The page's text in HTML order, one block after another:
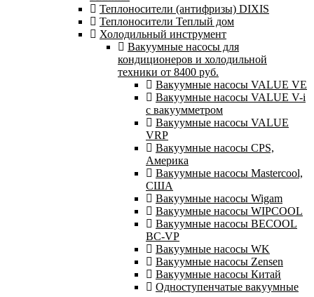
Теплоносители (антифризы) DIXIS
Теплоносители Теплый дом
Холодильный инструмент
Вакуумные насосы для
кондиционеров и холодильной
техники от 8400 руб.
Вакуумные насосы VALUE VE
Вакуумные насосы VALUE V-i
с вакуумметром
Вакуумные насосы VALUE
VRP
Вакуумные насосы CPS,
Америка
Вакуумные насосы Mastercool,
США
Вакуумные насосы Wigam
Вакуумные насосы WIPCOOL
Вакуумные насосы BECOOL
BC-VP
Вакуумные насосы WK
Вакуумные насосы Zensen
Вакуумные насосы Китай
Одноступенчатые вакуумные